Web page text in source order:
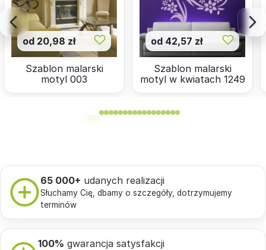
od 20,98 zł
Szablon malarski
motyl 003
od 42,57 zł
Szablon malarski
motyl w kwiatach 1249
65 000+ udanych realizacji
Słuchamy Cię, dbamy o szczegóły, dotrzymujemy
terminów
100% gwarancja satysfakcji